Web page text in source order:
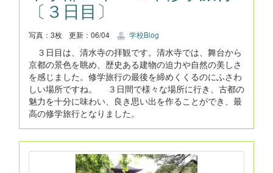
〔３日目〕
写真：3枚 更新：06/04 学校Blog
３日目は、清水寺の拝観です。清水寺では、舞台から
京都の景色を眺め、歴史ある建物の迫力や自然の美しさ
を感じました。修学旅行の最後を締めくくるのにふさわ
しい場所ですね。 ３日間で様々な場所に行き、古都の
魅力を十分に味わい、良き思い出を作ることができ、最
高の修学旅行となりました。